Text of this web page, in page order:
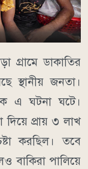
গ্রামে ডাকাতির
স্থানীয় জনতা।
এ ঘটনা ঘটে।
দিয়ে প্রায় ৩ লাখ
করছিল। তবে
বাকিরা পালিয়ে